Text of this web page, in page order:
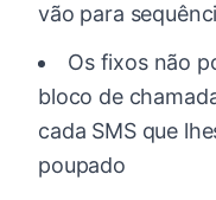
vão para
Os fixos não
bloco de
cada SMS que
poupado